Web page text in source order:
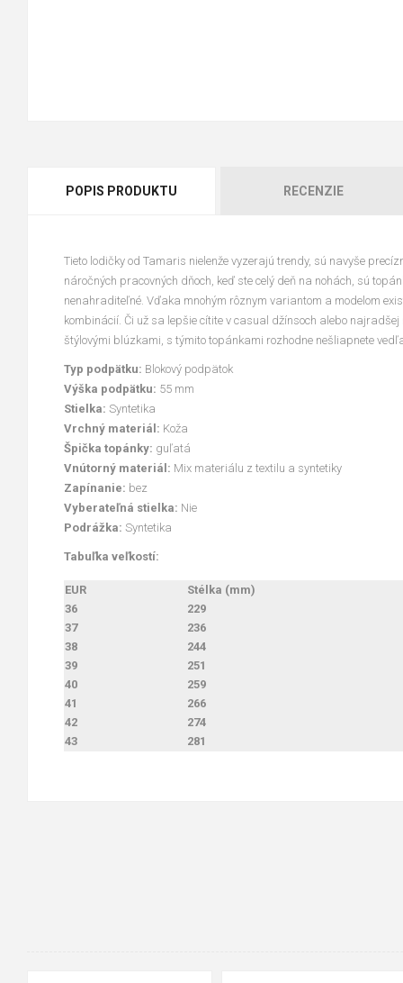
POPIS PRODUKTU RECENZIE
Tieto lodičky od Tamaris nielenže vyzerajú trendy, sú navyše
náročných pracovných dňoch, keď ste celý deň na nohách, sú
nenahraditeľné. Vďaka mnohým rôznym variantom a modelom
kombinácií. Či už sa lepšie cítite v casual džínsoch alebo najradšej
štýlovými blúzkami, s týmito topánkami rozhodne nešliapnete
Typ podpätku: Blokový podpätok
Výška podpätku: 55 mm
Stielka: Syntetika
Vrchný materiál: Koža
Špička topánky: guľatá
Vnútorný materiál: Mix materiálu z textilu a syntetiky
Zapínanie: bez
Vyberateľná stielka: Nie
Podrážka: Syntetika
Tabuľka veľkostí:
EUR
Stélka (mm)
36
229
37
236
38
244
39
251
40
259
41
266
42
274
43
281